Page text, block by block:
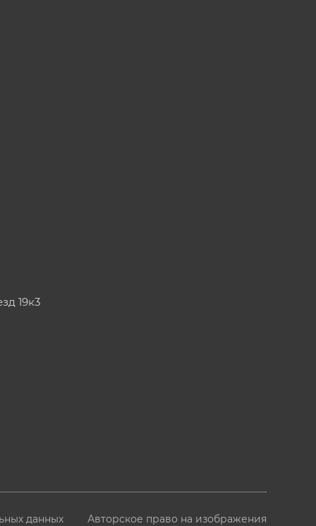
19к3
данных Авторское право на изображения